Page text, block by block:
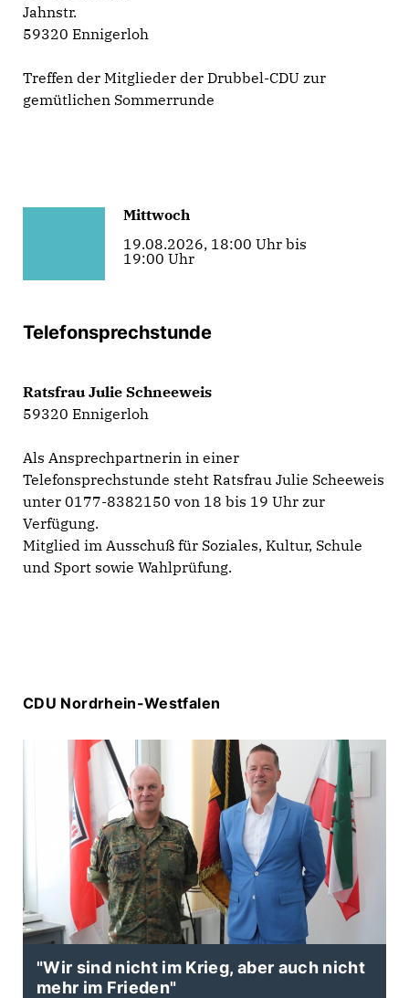
Jahnstr.
59320 Ennigerloh
Treffen der Mitglieder der Drubbel-CDU zur
gemütlichen Sommerrunde
Mittwoch
19.08.2026, 18:00 Uhr bis
19:00 Uhr
Telefonsprechstunde
Ratsfrau Julie Schneeweis
59320 Ennigerloh
Als Ansprechpartnerin in einer
Telefonsprechstunde steht Ratsfrau Julie Scheeweis
unter 0177-8382150 von 18 bis 19 Uhr zur
Verfügung.
Mitglied im Ausschuß für Soziales, Kultur, Schule
und Sport sowie Wahlprüfung.
CDU Nordrhein-Westfalen
"Wir sind nicht im Krieg, aber auch nicht
mehr im Frieden"